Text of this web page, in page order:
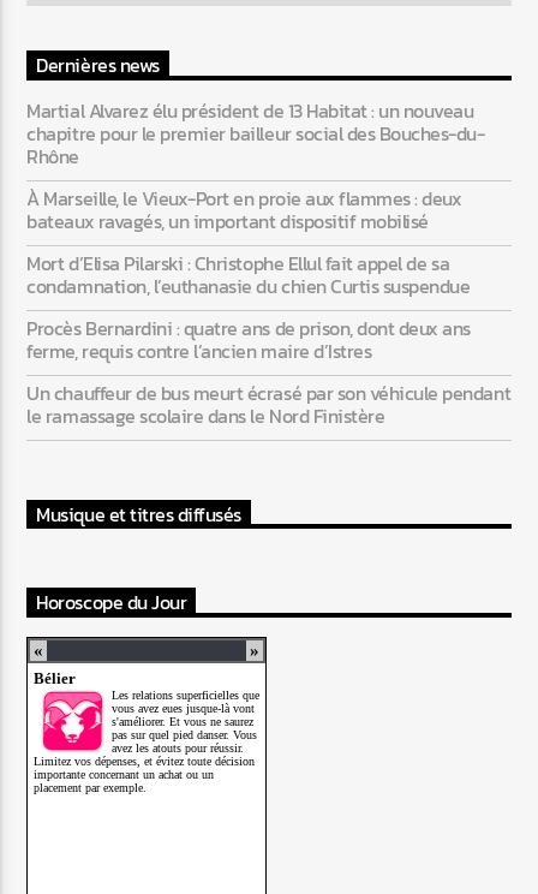
Dernières news
Martial Alvarez élu président de 13 Habitat : un nouveau
chapitre pour le premier bailleur social des Bouches-du-
Rhône
À Marseille, le Vieux-Port en proie aux flammes : deux
bateaux ravagés, un important dispositif mobilisé
Mort d’Elisa Pilarski : Christophe Ellul fait appel de sa
condamnation, l’euthanasie du chien Curtis suspendue
Procès Bernardini : quatre ans de prison, dont deux ans
ferme, requis contre l’ancien maire d’Istres
Un chauffeur de bus meurt écrasé par son véhicule pendant
le ramassage scolaire dans le Nord Finistère
Musique et titres diffusés
Horoscope du Jour